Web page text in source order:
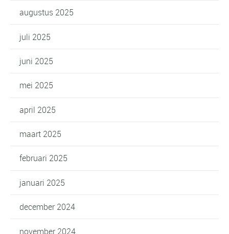
augustus 2025
juli 2025
juni 2025
mei 2025
april 2025
maart 2025
februari 2025
januari 2025
december 2024
november 2024